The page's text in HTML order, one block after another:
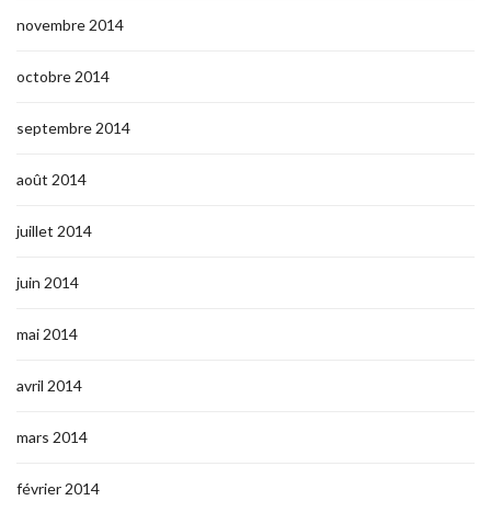
novembre 2014
octobre 2014
septembre 2014
août 2014
juillet 2014
juin 2014
mai 2014
avril 2014
mars 2014
février 2014